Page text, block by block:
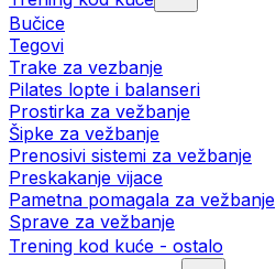
Bučice
Tegovi
Trake za vezbanje
Pilates lopte i balanseri
Prostirka za vežbanje
Šipke za vežbanje
Prenosivi sistemi za vežbanje
Preskakanje vijace
Pametna pomagala za vežbanje
Sprave za vežbanje
Trening kod kuće - ostalo